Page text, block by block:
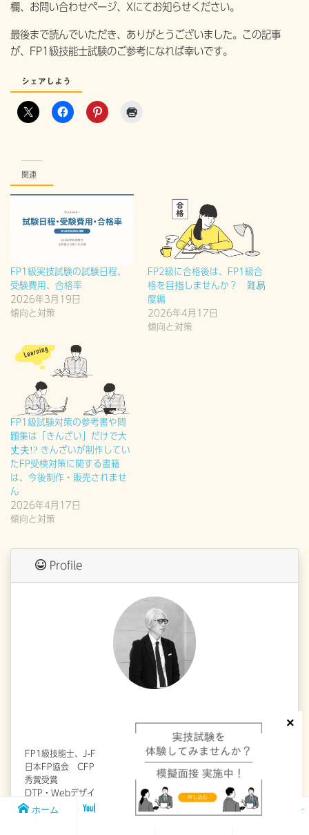
欄、お問い合わせページ、Xにてお知らせください。
最後まで読んでいただき、ありがとうございました。この記事
が、FP1級技能士試験のご参考になれば幸いです。
シェアしよう
関連
FP1級実技試験の試験日程、
受験費用、合格率
2026年3月19日
傾向と対策
FP2級に合格後は、FP1級合
格を目指しませんか？ 難易
度編
2026年4月17日
傾向と対策
FP1級試験対策の参考書や問
題集は「きんざい」だけで大
丈夫!? きんざいが制作してい
たFP受検対策に関する書籍
は、今後制作・販売されませ
ん
2026年4月17日
傾向と対策
Profile
FP1級技能士、J-FLEC認定アドバイザー。
日本FP協会 CFP30周年記念プロモーション動画コンテスト 最優
秀賞受賞
DTP・Webデザイナー・コンサルタントとして開業や副業のコンサ
ルティング、FP試験のサポートを行っています。
ホーム
メンバー
FP1級実技試
お問い合わせ